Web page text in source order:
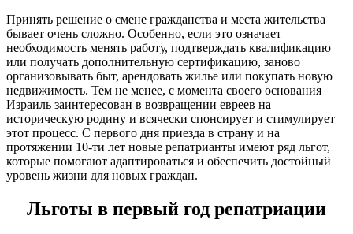
Принять решение о смене гражданства и места жительства
бывает очень сложно. Особенно, если это означает
необходимость менять работу, подтверждать квалификацию
или получать дополнительную сертификацию, заново
организовывать быт, арендовать жилье или покупать новую
недвижимость. Тем не менее, с момента своего основания
Израиль заинтересован в возвращении евреев на
историческую родину и всячески спонсирует и стимулирует
этот процесс. С первого дня приезда в страну и на
протяжении 10-ти лет новые репатрианты имеют ряд льгот,
которые помогают адаптироваться и обеспечить достойный
уровень жизни для новых граждан.
Льготы в первый год репатриации